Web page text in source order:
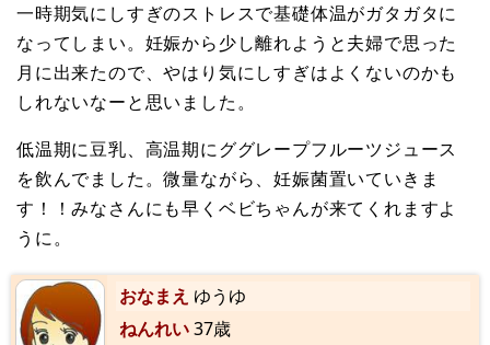
一時期気にしすぎのストレスで基礎体温がガタガタに
なってしまい。妊娠から少し離れようと夫婦で思った
月に出来たので、やはり気にしすぎはよくないのかも
しれないなーと思いました。
低温期に豆乳、高温期にググレープフルーツジュース
を飲んでました。微量ながら、妊娠菌置いていきま
す！！みなさんにも早くベビちゃんが来てくれますよ
うに。
おなまえ ゆうゆ
ねんれい37歳